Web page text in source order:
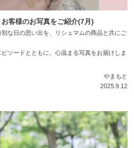
客様のお写真をご紹介(7月)
な日の思い出を、リシュマムの商品と共にご
ソードとともに、心温まる写真をお届けしま
やまもと
2025.9.12